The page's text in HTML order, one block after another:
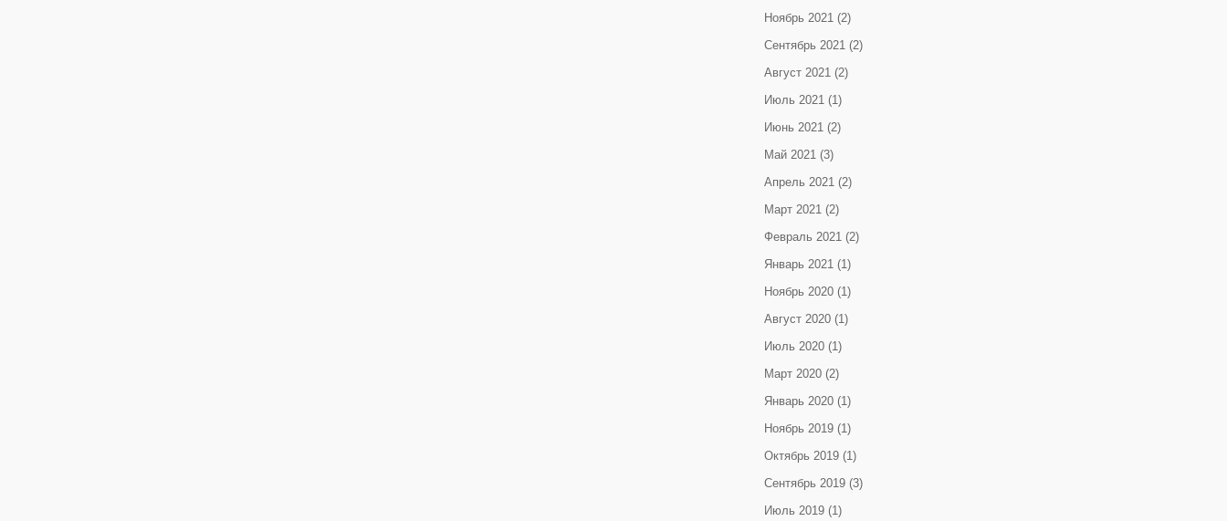
Ноябрь 2021 (2)
Сентябрь 2021 (2)
Август 2021 (2)
Июль 2021 (1)
Июнь 2021 (2)
Май 2021 (3)
Апрель 2021 (2)
Март 2021 (2)
Февраль 2021 (2)
Январь 2021 (1)
Ноябрь 2020 (1)
Август 2020 (1)
Июль 2020 (1)
Март 2020 (2)
Январь 2020 (1)
Ноябрь 2019 (1)
Октябрь 2019 (1)
Сентябрь 2019 (3)
Июль 2019 (1)